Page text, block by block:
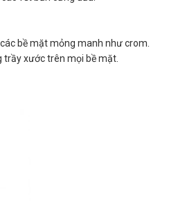
bề mặt mỏng manh như crom.
trầy xước trên mọi bề mặt.